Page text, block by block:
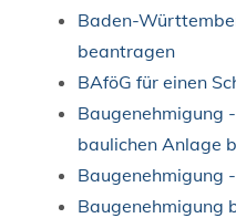
Baden-
beantragen
BAföG für einen
Baugenehmigung
baulichen Anlage
Baugenehmigung
Baugenehmigung